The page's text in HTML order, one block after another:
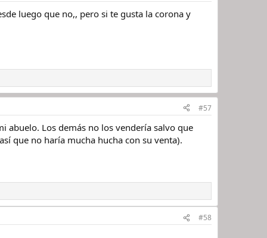
luego que no,, pero si te gusta la corona y
#57
abuelo. Los demás no los vendería salvo que
que no haría mucha hucha con su venta).
#58